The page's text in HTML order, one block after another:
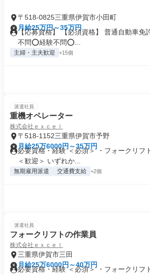
〒518-0825三重県伊賀市小田町
月給25万円～35万円
【応募資格】 【必須資格】 普通自動車免
不問⭕️経験不問⭕️...
主婦・主夫歓迎 +15個
派遣社員
重機オペレーター
株式会社ｅｘｃｅｌ
〒518-1152三重県伊賀市予野
月給25万6000円～35万円
必要資格・経験 ＜必須＞ ・フォークリフ
＜歓迎＞ いずれか...
無期雇用派遣 交通費支給 +2個
派遣社員
フォークリフトの作業員
株式会社ｅｘｃｅｌ
三重県伊賀市三田
月給25万6000円～40万円
必要資格・経験 ＜必須＞ ・フォークリフ